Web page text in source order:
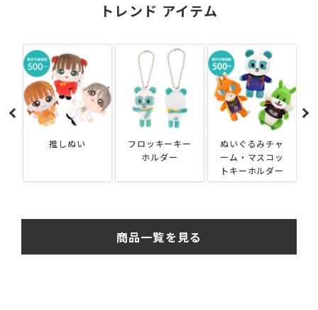
トレンド アイテム
フロッキーキー
ぬいぐるみチャ
ーム・マスコッ
ガジェットケー
ス
商品一覧を見る